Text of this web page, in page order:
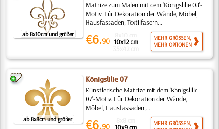
ab 8x10cm und größer
Matrize zum Malen mit dem 'Königslilie 08'-
Motiv. Für Dekoration der Wände, Möbel,
Hausfassaden, Textilfasern...
€6.90 10x12 cm
MEHR GRÖSSEN,
MEHR OPTIONEN
ab 8x8cm und größer
Königslilie 07
Künstlerische Matrize mit dem 'Königslilie
07'-Motiv. Für Dekoration der Wände,
Möbel, Hausfassaden,...
€6.90 10x9 cm
MEHR GRÖSSEN,